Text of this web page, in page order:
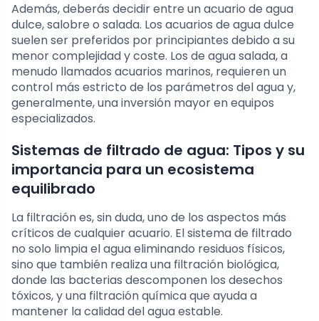
Además, deberás decidir entre un acuario de agua
dulce, salobre o salada. Los acuarios de agua dulce
suelen ser preferidos por principiantes debido a su
menor complejidad y coste. Los de agua salada, a
menudo llamados acuarios marinos, requieren un
control más estricto de los parámetros del agua y,
generalmente, una inversión mayor en equipos
especializados.
Sistemas de filtrado de agua: Tipos y su
importancia para un ecosistema
equilibrado
La filtración es, sin duda, uno de los aspectos más
críticos de cualquier acuario. El sistema de filtrado
no solo limpia el agua eliminando residuos físicos,
sino que también realiza una filtración biológica,
donde las bacterias descomponen los desechos
tóxicos, y una filtración química que ayuda a
mantener la calidad del agua estable.